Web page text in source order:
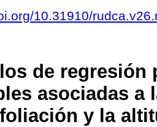
10.31910/
de regresión
asociadas a
y la